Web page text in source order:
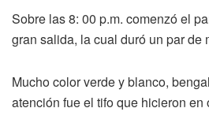
Sobre las 8: 00 p.m. comenzó el
gran salida, la cual duró un par de
Mucho color verde y blanco,
atención fue el tifo que hicieron